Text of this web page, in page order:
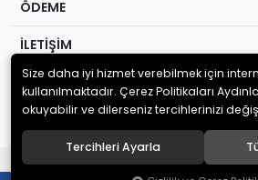
ÖDEME
İLETİŞİM
© 2020MİLENYUM YAYINCILIK. Tüm
Yeni Nesil E-Ticaret
Size daha iyi hizmet verebilmek için
kullanılmaktadır. Çerez Politikaları
okuyabilir ve dilerseniz tercihlerinizi
Tercihleri Ayarla